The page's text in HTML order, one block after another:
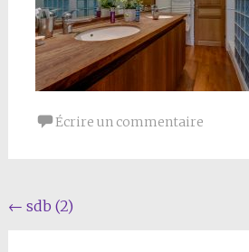
Écrire un commentaire
Navigation
← sdb (2)